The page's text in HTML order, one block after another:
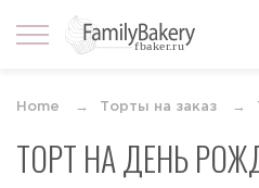
Home Торты на заказ
ТОРТ НА ДЕНЬ